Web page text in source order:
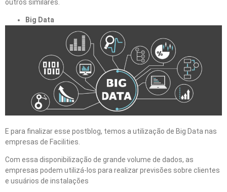
outros similares.
Big Data
E para finalizar esse postblog, temos a utilização de Big Data nas
empresas de Facilities.
Com essa disponibilização de grande volume de dados, as
empresas podem utilizá-los para realizar previsões sobre clientes
e usuários de instalações